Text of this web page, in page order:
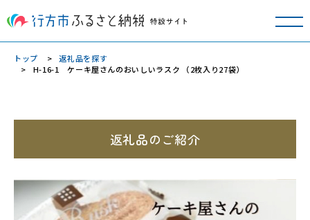
トップ
返礼品を探す
H-16-1 ケーキ屋さんのおいしいラスク （2枚入り27袋）
返礼品のご紹介